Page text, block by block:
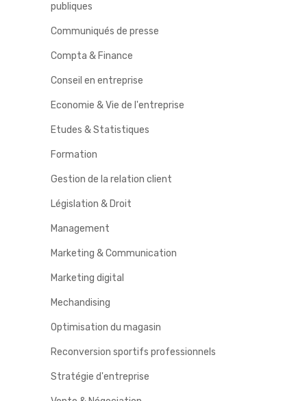
publiques
Communiqués de presse
Compta & Finance
Conseil en entreprise
Economie & Vie de l'entreprise
Etudes & Statistiques
Formation
Gestion de la relation client
Législation & Droit
Management
Marketing & Communication
Marketing digital
Mechandising
Optimisation du magasin
Reconversion sportifs professionnels
Stratégie d'entreprise